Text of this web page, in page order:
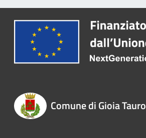
Comune di Gioia Tauro